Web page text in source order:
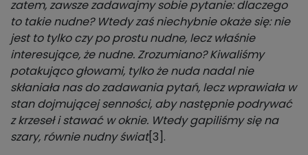
zatem, zawsze zadawajmy sobie pytanie: dlaczego
to takie nudne? Wtedy zaś niechybnie okaże się: nie
jest to tylko czy po prostu nudne, lecz właśnie
interesujące, że nudne. Zrozumiano? Kiwaliśmy
potakująco głowami, tylko że nuda nadal nie
skłaniała nas do zadawania pytań, lecz wprawiała w
stan dojmującej senności, aby następnie podrywać
z krzeseł i stawać w oknie. Wtedy gapiliśmy się na
szary, równie nudny świat[3].